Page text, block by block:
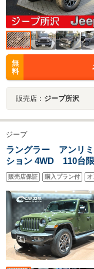
無
料
販売店： ジープ所沢
ジープ
ラングラー アンリミ
ション 4WD 110台限
シートヒーター/ステ
ンテリア/専用エンブ
ー/ACC/BSM/LEDヘ
スマートキー
販売店保証 購入プラン付